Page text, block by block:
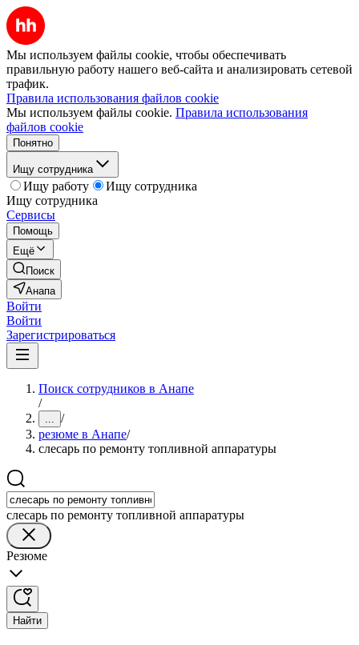
Мы используем файлы cookie, чтобы обеспечивать
правильную работу нашего веб-сайта и анализировать сетевой
трафик.
Правила использования файлов cookie
Мы используем файлы cookie. Правила использования
файлов cookie
Понятно
Ищу сотрудника
Ищу работу
Ищу сотрудника
Ищу сотрудника
Сервисы
Помощь
Ещё
Поиск
Анапа
Войти
Войти
Зарегистрироваться
Поиск сотрудников в Анапе
/
... /
резюме в Анапе/
слесарь по ремонту топливной аппаратуры
слесарь по ремонту топливной аппаратуры
Резюме
Найти